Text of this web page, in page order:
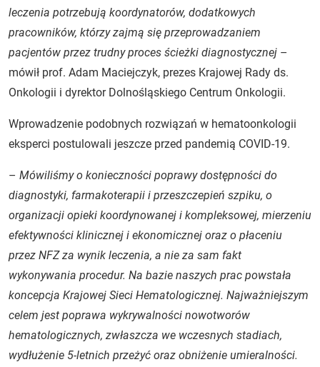
leczenia potrzebują koordynatorów, dodatkowych
pracowników, którzy zajmą się przeprowadzaniem
pacjentów przez trudny proces ścieżki diagnostycznej –
mówił prof. Adam Maciejczyk, prezes Krajowej Rady ds.
Onkologii i dyrektor Dolnośląskiego Centrum Onkologii.
Wprowadzenie podobnych rozwiązań w hematoonkologii
eksperci postulowali jeszcze przed pandemią COVID-19.
– Mówiliśmy o konieczności poprawy dostępności do
diagnostyki, farmakoterapii i przeszczepień szpiku, o
organizacji opieki koordynowanej i kompleksowej, mierzeniu
efektywności klinicznej i ekonomicznej oraz o płaceniu
przez NFZ za wynik leczenia, a nie za sam fakt
wykonywania procedur. Na bazie naszych prac powstała
koncepcja Krajowej Sieci Hematologicznej. Najważniejszym
celem jest poprawa wykrywalności nowotworów
hematologicznych, zwłaszcza we wczesnych stadiach,
wydłużenie 5-letnich przeżyć oraz obniżenie umieralności.